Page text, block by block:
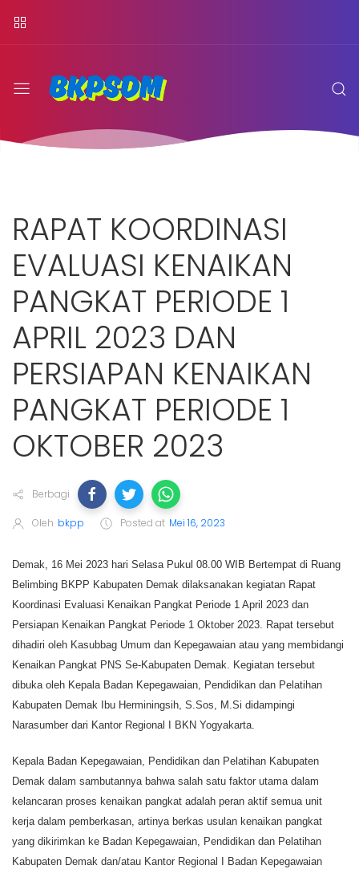
RAPAT KOORDINASI
EVALUASI KENAIKAN
PANGKAT PERIODE 1
APRIL 2023 DAN
PERSIAPAN KENAIKAN
PANGKAT PERIODE 1
OKTOBER 2023
Berbagi
Oleh bkpp Posted at Mei 16, 2023
Demak, 16 Mei 2023 hari Selasa Pukul 08.00 WIB Bertempat di Ruang
Belimbing BKPP Kabupaten Demak dilaksanakan kegiatan Rapat
Koordinasi Evaluasi Kenaikan Pangkat Periode 1 April 2023 dan
Persiapan Kenaikan Pangkat Periode 1 Oktober 2023. Rapat tersebut
dihadiri oleh Kasubbag Umum dan Kepegawaian atau yang membidangi
Kenaikan Pangkat PNS Se-Kabupaten Demak. Kegiatan tersebut
dibuka oleh Kepala Badan Kepegawaian, Pendidikan dan Pelatihan
Kabupaten Demak Ibu Herminingsih, S.Sos, M.Si didampingi
Narasumber dari Kantor Regional I BKN Yogyakarta.
Kepala Badan Kepegawaian, Pendidikan dan Pelatihan Kabupaten
Demak dalam sambutannya bahwa salah satu faktor utama dalam
kelancaran proses kenaikan pangkat adalah peran aktif semua unit
kerja dalam pemberkasan, artinya berkas usulan kenaikan pangkat
yang dikirimkan ke Badan Kepegawaian, Pendidikan dan Pelatihan
Kabupaten Demak dan/atau Kantor Regional I Badan Kepegawaian